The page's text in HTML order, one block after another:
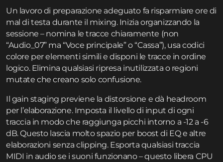
Un lavoro di preparazione adeguato fa risparmiare ore di
mal di testa durante il mixing. Inizia organizzando la
sessione – nomina le tracce chiaramente (non
“Audio_07” ma “Voce principale” o “Cassa”), usa codici
colore per elementi simili e disponi le tracce in ordine
logico. Elimina qualsiasi ripresa inutilizzata o regioni
mutate che creano solo confusione.
Il gain staging previene la distorsione e dà headroom
per l’elaborazione. Imposta il livello di input di ogni
traccia in modo che raggiunga picchi intorno a -12 a -6
dB. Questo lascia molto spazio per boost di EQ e altre
elaborazioni senza clipping. Esporta qualsiasi traccia
MIDI in audio se i suoni funzionano – questo libera CPU